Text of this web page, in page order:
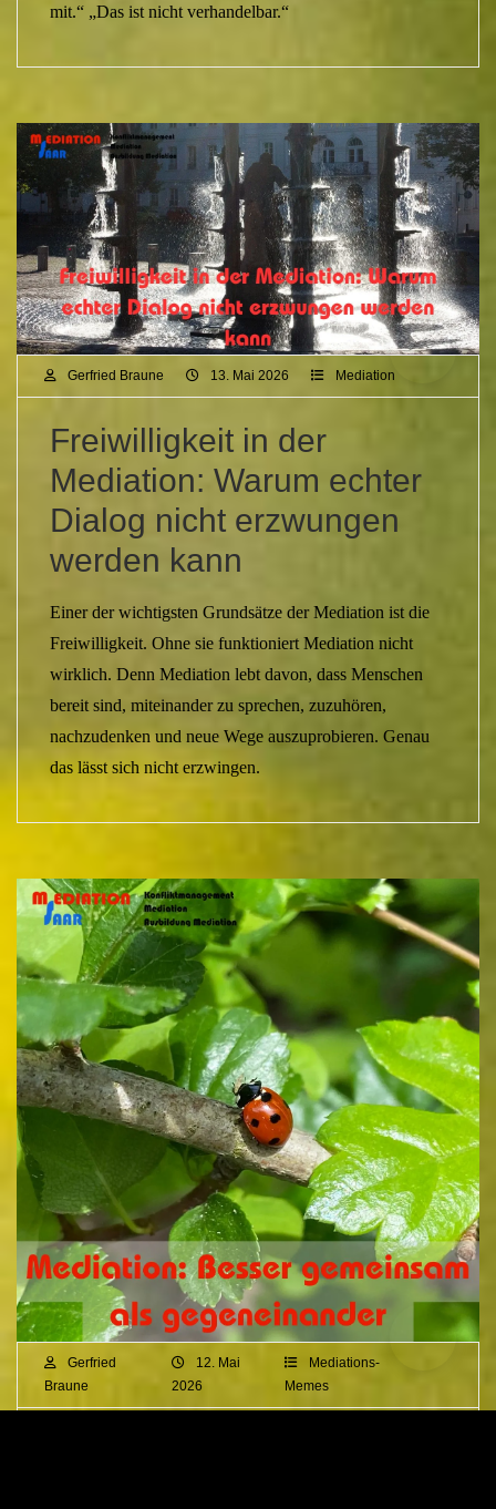
mit.“ „Das ist nicht verhandelbar.“
Gerfried Braune 13. Mai 2026 Mediation
Freiwilligkeit in der
Mediation: Warum echter
Dialog nicht erzwungen
werden kann
Einer der wichtigsten Grundsätze der Mediation ist die
Freiwilligkeit. Ohne sie funktioniert Mediation nicht
wirklich. Denn Mediation lebt davon, dass Menschen
bereit sind, miteinander zu sprechen, zuzuhören,
nachzudenken und neue Wege auszuprobieren. Genau
das lässt sich nicht erzwingen.
Gerfried
Braune
12. Mai
2026
Mediations-
Memes